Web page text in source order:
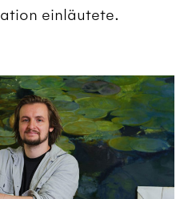
einläutete.